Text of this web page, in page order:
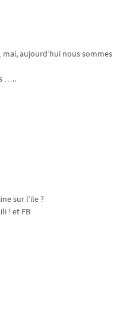
mai, aujourd’hui nous sommes
…..
sur l’ile ?
! et FB